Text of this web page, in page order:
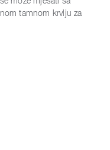
tamnom krvlju za